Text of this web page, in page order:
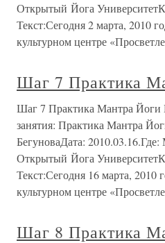
Открытый Йога
Текст:Сегодня 2 марта, 2010
культурном центре
Шаг 7 Практика
Шаг 7 Практика Мантра Йоги
занятия: Практика Мантра
БегуноваДата:
Открытый Йога
Текст:Сегодня 16 марта, 2010
культурном центре
Шаг 8 Практика